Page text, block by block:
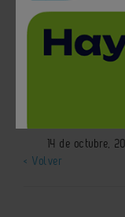
XXI
14 de octubre,
< Volver